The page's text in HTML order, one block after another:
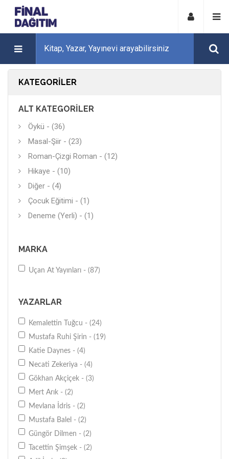
KATEGORILER
ALT KATEGORILER
Öykü - (36)
Masal-Şiir - (23)
Roman-Çizgi Roman - (12)
Hikaye - (10)
Diğer - (4)
Çocuk Eğitimi - (1)
Deneme (Yerli) - (1)
MARKA
Uçan At Yayınları - (87)
YAZARLAR
Kemalettin Tuğcu - (24)
Mustafa Ruhi Şirin - (19)
Katie Daynes - (4)
Necati Zekeriya - (4)
Gökhan Akçiçek - (3)
Mert Arık - (2)
Mevlana İdris - (2)
Mustafa Balel - (2)
Güngör Dilmen - (2)
Tacettin Şimşek - (2)